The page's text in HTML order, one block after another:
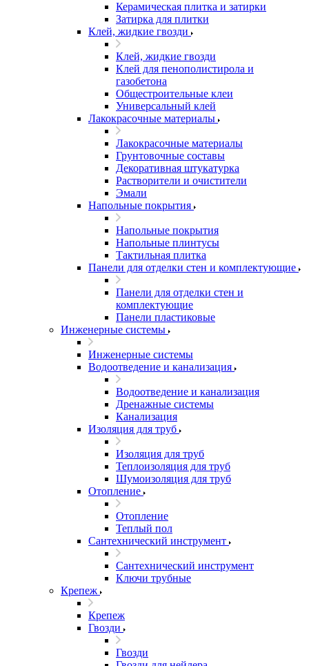
Керамическая плитка и затирки
Затирка для плитки
Клей, жидкие гвозди
Клей, жидкие гвозди
Клей для пенополистирола и
газобетона
Общестроительные клеи
Универсальный клей
Лакокрасочные материалы
Лакокрасочные материалы
Грунтовочные составы
Декоративная штукатурка
Растворители и очистители
Эмали
Напольные покрытия
Напольные покрытия
Напольные плинтусы
Тактильная плитка
Панели для отделки стен и комплектующие
Панели для отделки стен и
комплектующие
Панели пластиковые
Инженерные системы
Инженерные системы
Водоотведение и канализация
Водоотведение и канализация
Дренажные системы
Канализация
Изоляция для труб
Изоляция для труб
Теплоизоляция для труб
Шумоизоляция для труб
Отопление
Отопление
Теплый пол
Сантехнический инструмент
Сантехнический инструмент
Ключи трубные
Крепеж
Крепеж
Гвозди
Гвозди